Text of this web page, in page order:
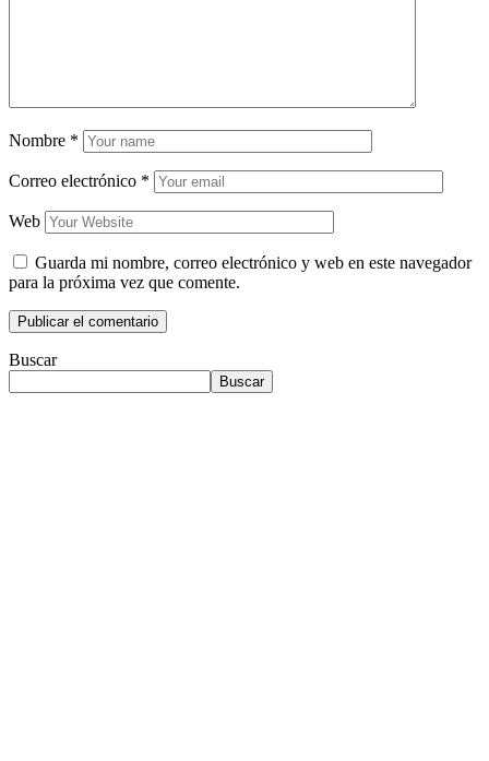
Nombre *
Correo electrónico *
Web
Guarda mi nombre, correo electrónico y web en este navegador
para la próxima vez que comente.
Buscar
Buscar